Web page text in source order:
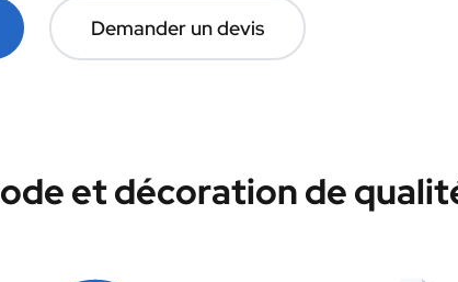
Demander un devis
et décoration de